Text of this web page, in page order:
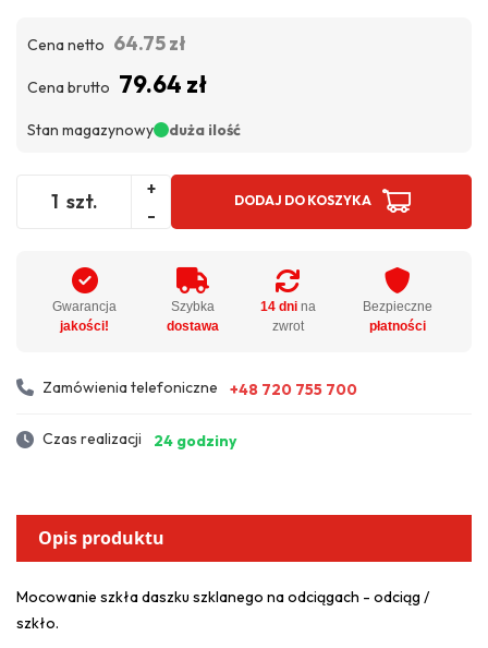
Cena netto 64.75 zł
Cena brutto 79.64 zł
Stan magazynowy duża ilość
szt.
+
-
DODAJ DO KOSZYKA
Gwarancja
jakości!
Szybka
dostawa
14 dnina
zwrot
Bezpieczne
płatności
Zamówienia telefoniczne +48 720 755 700
Czas realizacji 24 godziny
Opis produktu
Mocowanie szkła daszku szklanego na odciągach - odciąg /
szkło.